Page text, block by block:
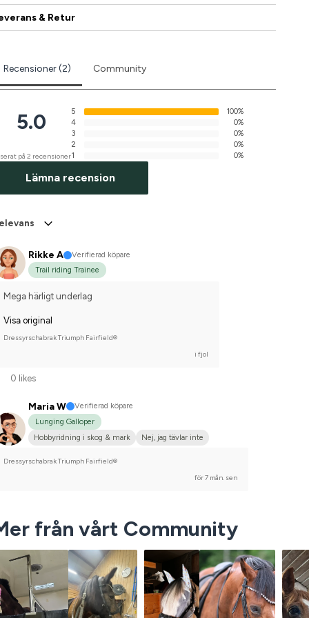
& Retur
Recensioner (2) Community
5.0
på 2 recensioner
5
100%
4
0%
3
0%
2
0%
1
0%
Lämna recension
Rikke A
Verifierad köpare
Trail riding Trainee
Mega härligt underlag
Visa original
Dressyrschabrak Triumph Fairfield®
i fjol
0 likes
Maria W
Verifierad köpare
Lunging Galloper
Hobbyridning i skog & mark
Nej, jag tävlar inte
Dressyrschabrak Triumph Fairfield®
för 7 mån. sen
från vårt Community